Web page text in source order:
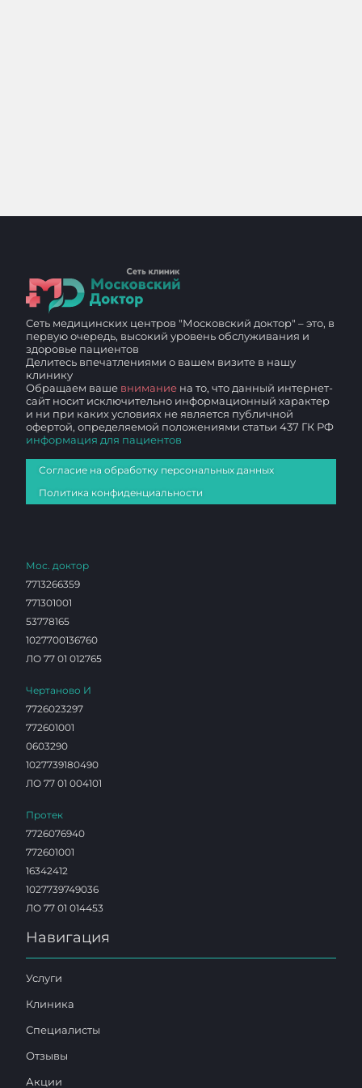
Сеть медицинских центров "Московский доктор" – это, в
первую очередь, высокий уровень обслуживания и
здоровье пациентов
Делитесь впечатлениями о вашем визите в нашу
клинику
Обращаем ваше внимание на то, что данный интернет-
сайт носит исключительно информационный характер
и ни при каких условиях не является публичной
офертой, определяемой положениями статьи 437 ГК РФ
информация для пациентов
Согласие на обработку персональных данных
Политика конфиденциальности
Мос. доктор
7713266359
771301001
53778165
1027700136760
ЛО 77 01 012765
Чертаново И
7726023297
772601001
0603290
1027739180490
ЛО 77 01 004101
Протек
7726076940
772601001
16342412
1027739749036
ЛО 77 01 014453
Навигация
Услуги
Клиника
Специалисты
Отзывы
Акции